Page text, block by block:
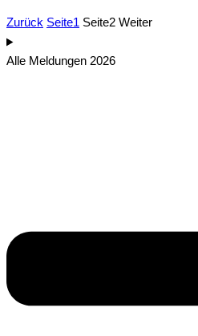
Zurück Seite1 Seite2 Weiter
Alle Meldungen 2026